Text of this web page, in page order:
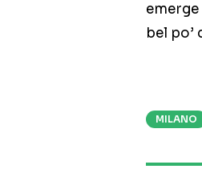
bel po’
MILANO